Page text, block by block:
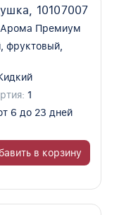
10107007
Арома Премиум
фруктовый,
1
6 до 23 дней
в корзину